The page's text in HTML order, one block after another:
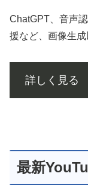
ChatGPT、音声
援など、画像生成
詳しく見る
最新